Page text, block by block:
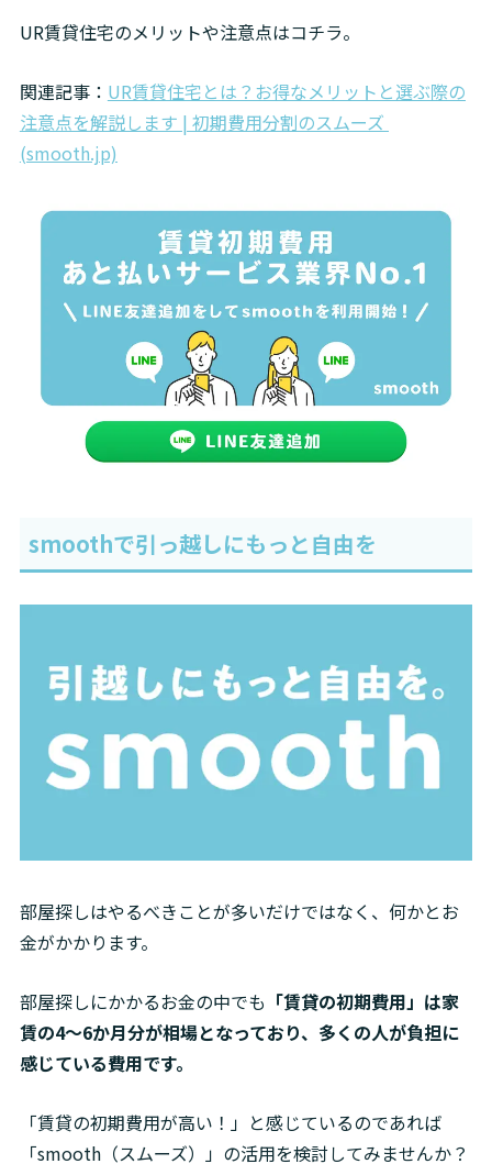
UR賃貸住宅のメリットや注意点はコチラ。
関連記事： UR賃貸住宅とは？お得なメリットと選ぶ際の
注意点を解説します | 初期費用分割のスムーズ
(smooth.jp)
smoothで引っ越しにもっと自由を
部屋探しはやるべきことが多いだけではなく、何かとお
金がかかります。
部屋探しにかかるお金の中でも 「賃貸の初期費用」は家
賃の4～6か月分が相場となっており、多くの人が負担に
感じている費用です。
「賃貸の初期費用が高い！」と感じているのであれば
「smooth（スムーズ）」の活用を検討してみませんか？